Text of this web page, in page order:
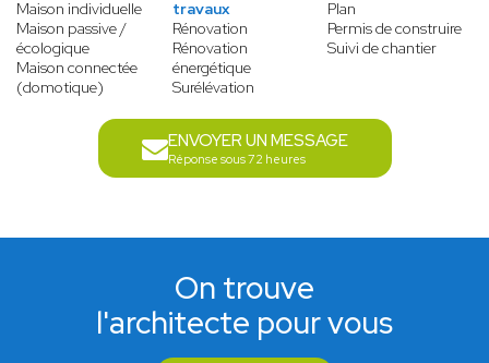
Maison individuelle
Maison passive /
écologique
Maison connectée
(domotique)
travaux
Rénovation
Rénovation
énergétique
Surélévation
Plan
Permis de construire
Suivi de chantier
ENVOYER UN MESSAGE
Réponse sous 72 heures
On trouve
l'architecte pour vous